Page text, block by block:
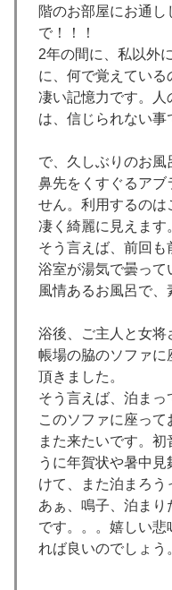
階のお部屋にお通し
で！！！
2年の間に、私以外
に、何で覚えている
凄い記憶力です。人
は、信じられない事
で、久しぶりのお風
鼻先をくすぐるアブ
せん。利用するの
凄く綺麗に見えます
そう言えば、前回も
浴室が湯気で曇って
風情あるお風呂で、
浴後、ご主人と女将
帳場の脇のソファに
頂きました。
そう言えば、泊まっ
このソファに座って
また来たいです。
うに年賀状や暑中
けて、また泊まろう
あぁ、鳴子、泊ま
です。。。嬉しい
れば良いのでしょう